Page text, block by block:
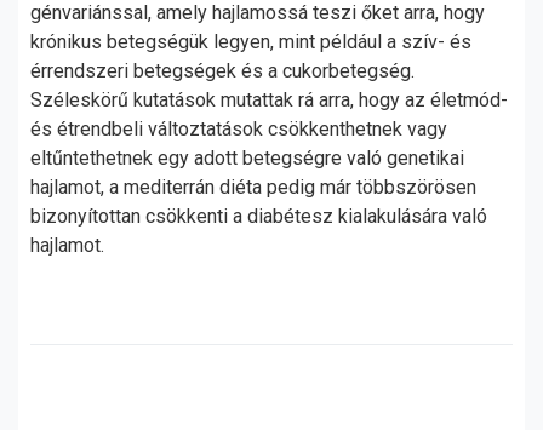
génvariánssal, amely hajlamossá teszi őket arra, hogy
krónikus betegségük legyen, mint például a szív- és
érrendszeri betegségek és a cukorbetegség.
Széleskörű kutatások mutattak rá arra, hogy az életmód-
és étrendbeli változtatások csökkenthetnek vagy
eltűntethetnek egy adott betegségre való genetikai
hajlamot, a mediterrán diéta pedig már többszörösen
bizonyítottan csökkenti a diabétesz kialakulására való
hajlamot.